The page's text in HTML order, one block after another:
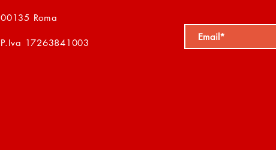
00135 Roma
P.Iva 17263841003